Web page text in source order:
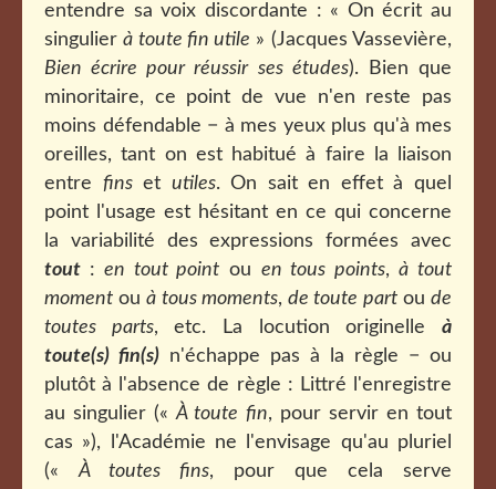
entendre sa voix discordante : « On écrit au
singulierà toute fin utile » (Jacques Vassevière,
Bien écrire pour réussir ses études). Bien que
minoritaire, ce point de vue n'en reste pas
moins défendable − à mes yeux plus qu'à mes
oreilles, tant on est habitué à faire la liaison
entre finset utiles. On sait en effet à quel
point l'usage est hésitant en ce qui concerne
la variabilité des expressions formées avec
tout :en tout point ou en tous points,à tout
moment ouà tous moments,de toute partoude
toutes parts, etc. La locution originelleà
toute(s) fin(s) n'échappe pas à la règle − ou
plutôt à l'absence de règle : Littré l'enregistre
au singulier («À toute fin, pour servir en tout
cas »), l'Académie ne l'envisage qu'au pluriel
(«À toutes fins, pour que cela serve